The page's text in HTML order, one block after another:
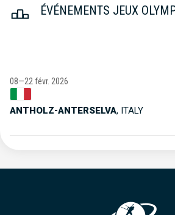
ÉVÉNEMENTS JEUX
08—22 févr. 2026
ANTHOLZ-ANTERSELVA, ITALY